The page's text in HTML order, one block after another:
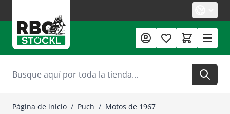
Buscar
Página de inicio / Puch / Motos de 1967